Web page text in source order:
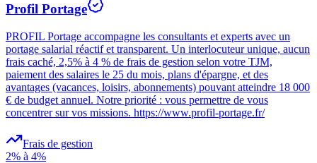
Profil Portage
PROFIL Portage accompagne les consultants et experts avec un
portage salarial réactif et transparent. Un interlocuteur unique, aucun
frais caché, 2,5% à 4 % de frais de gestion selon votre TJM,
paiement des salaires le 25 du mois, plans d'épargne, et des
avantages (vacances, loisirs, abonnements) pouvant atteindre 18 000
€ de budget annuel. Notre priorité : vous permettre de vous
concentrer sur vos missions. https://www.profil-portage.fr/
Frais de gestion
2% à 4%